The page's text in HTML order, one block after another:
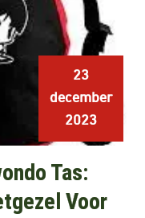
23
december
2023
Tas:
Voor